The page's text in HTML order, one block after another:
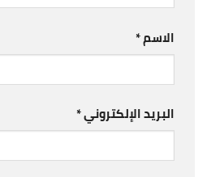
الاسم*
البريد الإلكتروني*